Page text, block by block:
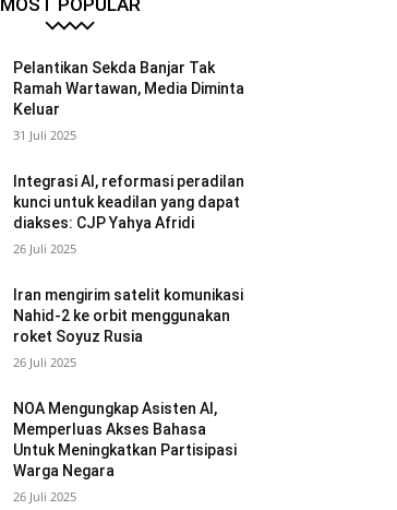
MOST POPULAR
Pelantikan Sekda Banjar Tak
Ramah Wartawan, Media Diminta
Keluar
31 Juli 2025
Integrasi AI, reformasi peradilan
kunci untuk keadilan yang dapat
diakses: CJP Yahya Afridi
26 Juli 2025
Iran mengirim satelit komunikasi
Nahid-2 ke orbit menggunakan
roket Soyuz Rusia
26 Juli 2025
NOA Mengungkap Asisten AI,
Memperluas Akses Bahasa
Untuk Meningkatkan Partisipasi
Warga Negara
26 Juli 2025